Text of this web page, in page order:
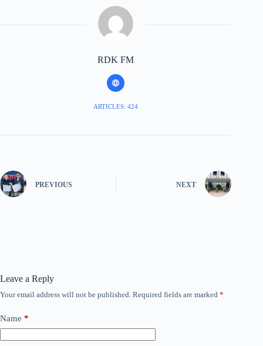
RDK FM
ARTICLES: 424
PREVIOUS NEXT
Leave a Reply
Your email address will not be published. Required fields are marked *
Name *